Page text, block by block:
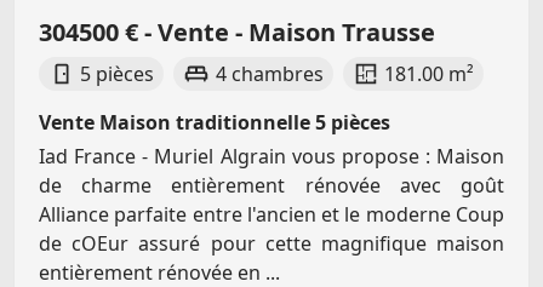
304500 € - Vente - Maison Trausse
5 pièces 4 chambres
181.00 m²
Vente Maison traditionnelle 5 pièces
Iad France - Muriel Algrain vous propose : Maison
de charme entièrement rénovée avec goût
Alliance parfaite entre l'ancien et le moderne Coup
de cOEur assuré pour cette magnifique maison
entièrement rénovée en ...